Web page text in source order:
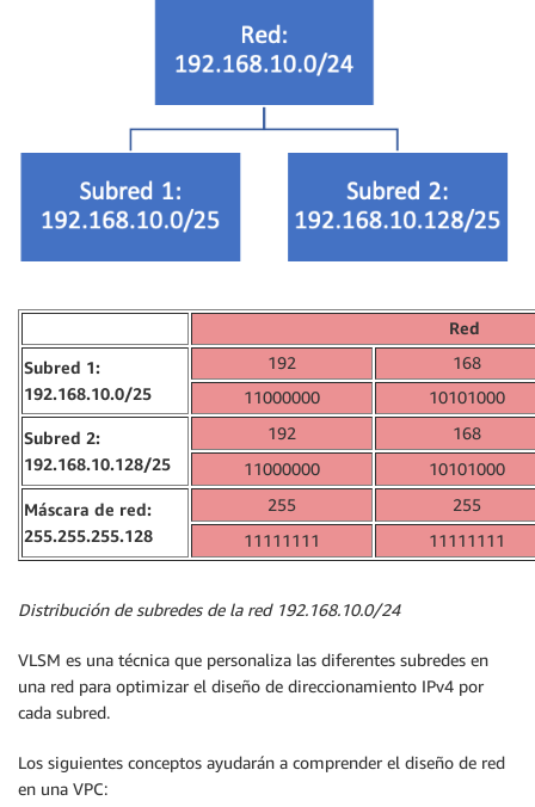
Red
Subred 1:
192.168.10.0/25
192
168
11000000
10101000
Subred 2:
192.168.10.128/25
192
168
11000000
10101000
Máscara de red:
255.255.255.128
255
255
11111111
11111111
Distribución de subredes de la red 192.168.10.0/24
VLSM es una técnica que personaliza las diferentes subredes en
una red para optimizar el diseño de direccionamiento IPv4 por
cada subred.
Los siguientes conceptos ayudarán a comprender el diseño de red
en una VPC: